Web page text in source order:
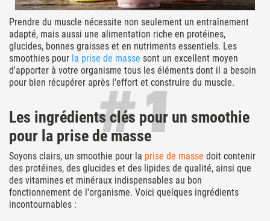
Prendre du muscle nécessite non seulement un entraînement
adapté, mais aussi une alimentation riche en protéines,
glucides, bonnes graisses et en nutriments essentiels. Les
smoothies pour la prise de masse sont un excellent moyen
d'apporter à votre organisme tous les éléments dont il a besoin
pour bien récupérer après l'effort et construire du muscle.
Les ingrédients clés pour un smoothie
pour la prise de masse
Soyons clairs, un smoothie pour la prise de masse doit contenir
des protéines, des glucides et des lipides de qualité, ainsi que
des vitamines et minéraux indispensables au bon
fonctionnement de l'organisme. Voici quelques ingrédients
incontournables :